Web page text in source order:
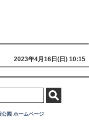
2023年4月16日(日) 10:15
園 ホームページ